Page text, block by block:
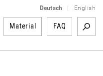
Deutsch English
Material FAQ